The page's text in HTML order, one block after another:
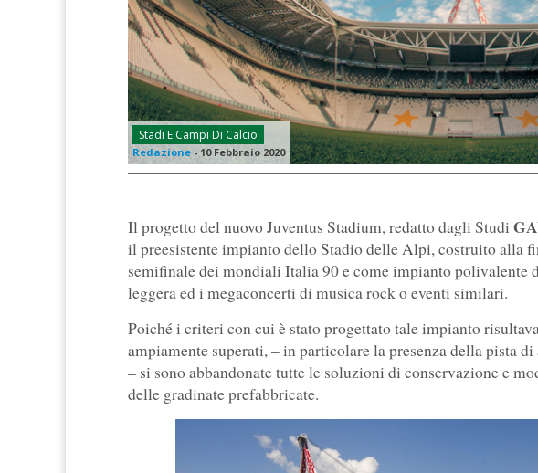
Stadi E Campi Di Calcio
Redazione - 10 Febbraio 2020
Il progetto del nuovo Juventus Stadium, redatto dagli Studi
il preesistente impianto dello Stadio delle Alpi, costruito alla
semifinale dei mondiali Italia 90 e come impianto polivalente
leggera ed i megaconcerti di musica rock o eventi similari.
Poiché i criteri con cui è stato progettato tale impianto
ampiamente superati, – in particolare la presenza della pista
– si sono abbandonate tutte le soluzioni di conservazione e
delle gradinate prefabbricate.